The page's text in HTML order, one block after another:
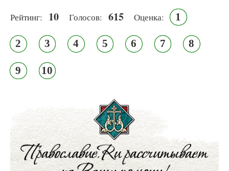
Рейтинг: 10 Голосов: 615 Оценка: 1
2 3 4 5 6 7 8
9 10